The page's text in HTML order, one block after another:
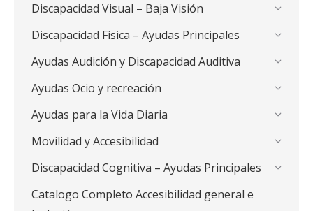
Discapacidad Visual – Baja Visión
Discapacidad Física – Ayudas Principales
Ayudas Audición y Discapacidad Auditiva
Ayudas Ocio y recreación
Ayudas para la Vida Diaria
Movilidad y Accesibilidad
Discapacidad Cognitiva – Ayudas Principales
Catalogo Completo Accesibilidad general e